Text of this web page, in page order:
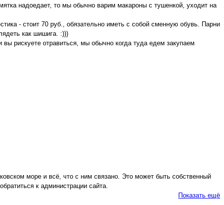
надоедает, то мы обычно варим макароны с тушенкой, уходит на
- стоит 70 руб., обязательно иметь с собой сменную обувь. Парни
как шишига. :)))
рискуете отравиться, мы обычно когда туда едем закупаем
море и всё, что с ним связано. Это может быть собственный
к администрации сайта.
Показать ещё